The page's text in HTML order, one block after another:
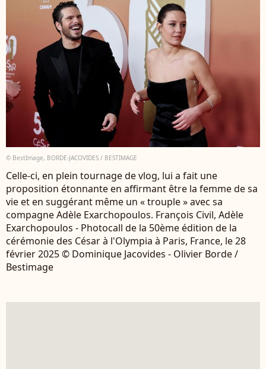
© BestImage, BORDE-JACOVIDES / BESTIMAGE
Celle-ci, en plein tournage de vlog, lui a fait une
proposition étonnante en affirmant être la femme de sa
vie et en suggérant même un « trouple » avec sa
compagne Adèle Exarchopoulos. François Civil, Adèle
Exarchopoulos - Photocall de la 50ème édition de la
cérémonie des César à l'Olympia à Paris, France, le 28
février 2025 © Dominique Jacovides - Olivier Borde /
Bestimage